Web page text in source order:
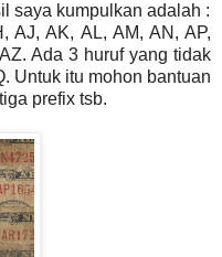
saya kumpulkan adalah :
AJ, AK, AL, AM, AN, AP,
Ada 3 huruf yang tidak
Untuk itu mohon bantuan
prefix tsb.